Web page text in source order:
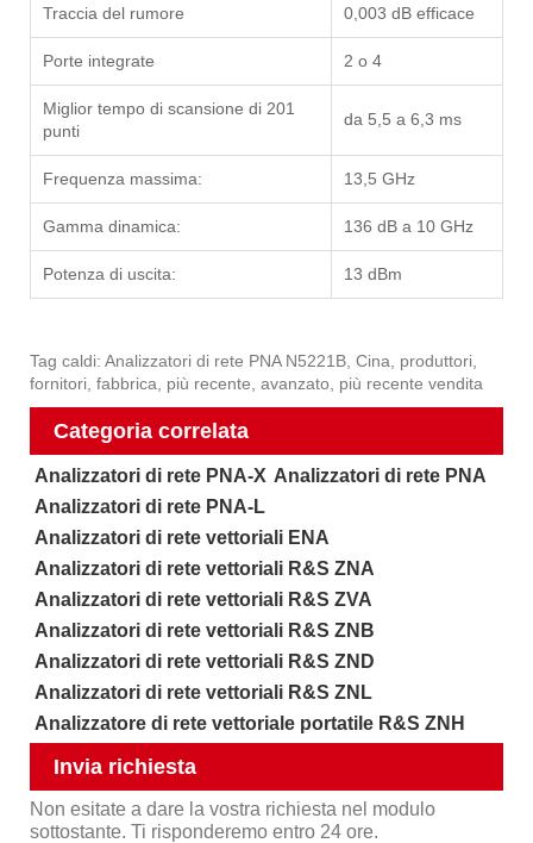
Traccia del rumore 0,003 dB efficace
Porte integrate 2 o 4
Miglior tempo di scansione di 201
punti
da 5,5 a 6,3 ms
Frequenza massima: 13,5 GHz
Gamma dinamica: 136 dB a 10 GHz
Potenza di uscita: 13 dBm
Tag caldi: Analizzatori di rete PNA N5221B, Cina, produttori,
fornitori, fabbrica, più recente, avanzato, più recente vendita
Categoria correlata
Analizzatori di rete PNA-X Analizzatori di rete PNA
Analizzatori di rete PNA-L
Analizzatori di rete vettoriali ENA
Analizzatori di rete vettoriali R&S ZNA
Analizzatori di rete vettoriali R&S ZVA
Analizzatori di rete vettoriali R&S ZNB
Analizzatori di rete vettoriali R&S ZND
Analizzatori di rete vettoriali R&S ZNL
Analizzatore di rete vettoriale portatile R&S ZNH
Invia richiesta
Non esitate a dare la vostra richiesta nel modulo
sottostante. Ti risponderemo entro 24 ore.